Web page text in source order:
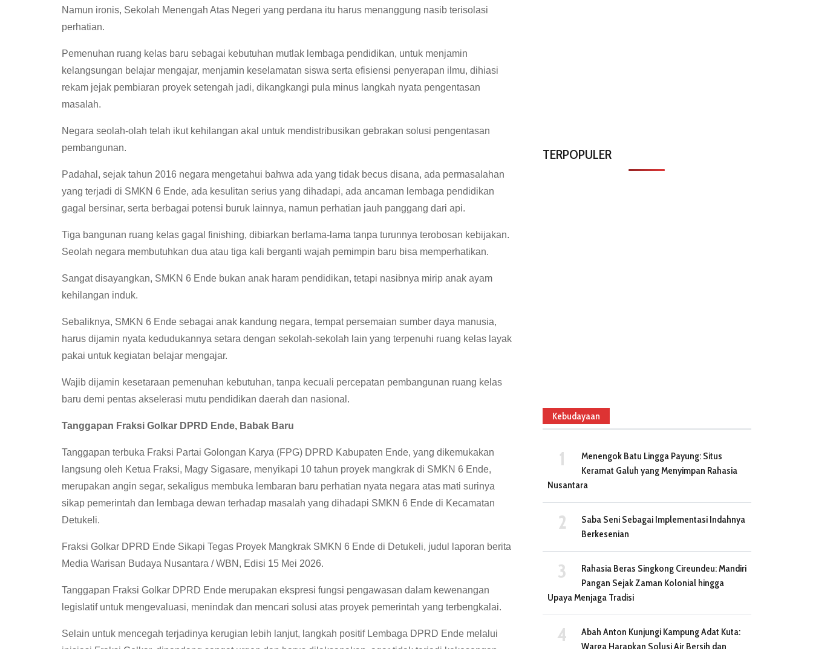
Namun ironis, Sekolah Menengah Atas Negeri yang perdana itu harus menanggung nasib terisolasi
perhatian.
Pemenuhan ruang kelas baru sebagai kebutuhan mutlak lembaga pendidikan, untuk menjamin
kelangsungan belajar mengajar, menjamin keselamatan siswa serta efisiensi penyerapan ilmu, dihiasi
rekam jejak pembiaran proyek setengah jadi, dikangkangi pula minus langkah nyata pengentasan
masalah.
Negara seolah-olah telah ikut kehilangan akal untuk mendistribusikan gebrakan solusi pengentasan
pembangunan.
Padahal, sejak tahun 2016 negara mengetahui bahwa ada yang tidak becus disana, ada permasalahan
yang terjadi di SMKN 6 Ende, ada kesulitan serius yang dihadapi, ada ancaman lembaga pendidikan
gagal bersinar, serta berbagai potensi buruk lainnya, namun perhatian jauh panggang dari api.
Tiga bangunan ruang kelas gagal finishing, dibiarkan berlama-lama tanpa turunnya terobosan kebijakan.
Seolah negara membutuhkan dua atau tiga kali berganti wajah pemimpin baru bisa memperhatikan.
Sangat disayangkan, SMKN 6 Ende bukan anak haram pendidikan, tetapi nasibnya mirip anak ayam
kehilangan induk.
Sebaliknya, SMKN 6 Ende sebagai anak kandung negara, tempat persemaian sumber daya manusia,
harus dijamin nyata kedudukannya setara dengan sekolah-sekolah lain yang terpenuhi ruang kelas layak
pakai untuk kegiatan belajar mengajar.
Wajib dijamin kesetaraan pemenuhan kebutuhan, tanpa kecuali percepatan pembangunan ruang kelas
baru demi pentas akselerasi mutu pendidikan daerah dan nasional.
Tanggapan Fraksi Golkar DPRD Ende, Babak Baru
Tanggapan terbuka Fraksi Partai Golongan Karya (FPG) DPRD Kabupaten Ende, yang dikemukakan
langsung oleh Ketua Fraksi, Magy Sigasare, menyikapi 10 tahun proyek mangkrak di SMKN 6 Ende,
merupakan angin segar, sekaligus membuka lembaran baru perhatian nyata negara atas mati surinya
sikap pemerintah dan lembaga dewan terhadap masalah yang dihadapi SMKN 6 Ende di Kecamatan
Detukeli.
Fraksi Golkar DPRD Ende Sikapi Tegas Proyek Mangkrak SMKN 6 Ende di Detukeli, judul laporan berita
Media Warisan Budaya Nusantara / WBN, Edisi 15 Mei 2026.
Tanggapan Fraksi Golkar DPRD Ende merupakan ekspresi fungsi pengawasan dalam kewenangan
legislatif untuk mengevaluasi, menindak dan mencari solusi atas proyek pemerintah yang terbengkalai.
Selain untuk mencegah terjadinya kerugian lebih lanjut, langkah positif Lembaga DPRD Ende melalui
TERPOPULER
Kebudayaan
Menengok Batu Lingga Payung: Situs
Keramat Galuh yang Menyimpan Rahasia
Nusantara
Saba Seni Sebagai Implementasi Indahnya
Berkesenian
Rahasia Beras Singkong Cireundeu: Mandiri
Pangan Sejak Zaman Kolonial hingga
Upaya Menjaga Tradisi
Abah Anton Kunjungi Kampung Adat Kuta:
Warga Harapkan Solusi Air Bersih dan